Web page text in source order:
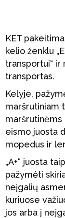
KET
kelio ženklu
transportui“ ir
transportas.
Kelyje,
maršrutiniam
eismo juosta
mopedus ir
„A+“ juosta
pažymėti
neįgalių
kuriuose
jos arba į